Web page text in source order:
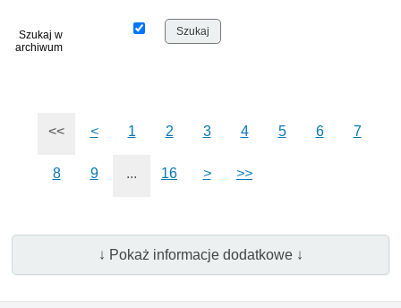
Szukaj w
archiwum
<< < 1 2 3 4 5 6 7
8 9 ... 16 > >>
↓ Pokaż informacje dodatkowe ↓